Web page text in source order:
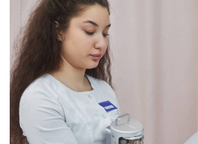
TWENTY следует современным
инновационным трендам,
мы придерживаемся экологичных
принципов в работе, придумываем
интересные акции и предложения,
и делаем всё, чтобы коррекция
фигуры была доступной для каждого
нашего гостя